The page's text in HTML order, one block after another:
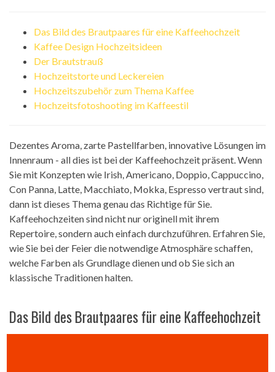
Das Bild des Brautpaares für eine Kaffeehochzeit
Kaffee Design Hochzeitsideen
Der Brautstrauß
Hochzeitstorte und Leckereien
Hochzeitszubehör zum Thema Kaffee
Hochzeitsfotoshooting im Kaffeestil
Dezentes Aroma, zarte Pastellfarben, innovative Lösungen im
Innenraum - all dies ist bei der Kaffeehochzeit präsent. Wenn
Sie mit Konzepten wie Irish, Americano, Doppio, Cappuccino,
Con Panna, Latte, Macchiato, Mokka, Espresso vertraut sind,
dann ist dieses Thema genau das Richtige für Sie.
Kaffeehochzeiten sind nicht nur originell mit ihrem
Repertoire, sondern auch einfach durchzuführen. Erfahren Sie,
wie Sie bei der Feier die notwendige Atmosphäre schaffen,
welche Farben als Grundlage dienen und ob Sie sich an
klassische Traditionen halten.
Das Bild des Brautpaares für eine Kaffeehochzeit